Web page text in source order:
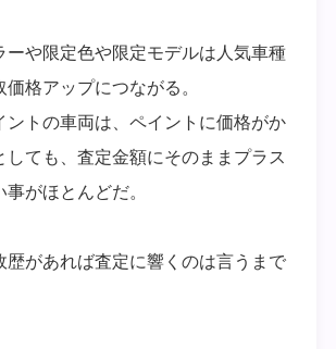
ーや限定色や限定モデルは人気車種
格アップにつながる。
ントの車両は、ペイントに価格がか
しても、査定金額にそのままプラス
がほとんどだ。
歴があれば査定に響くのは言うまで